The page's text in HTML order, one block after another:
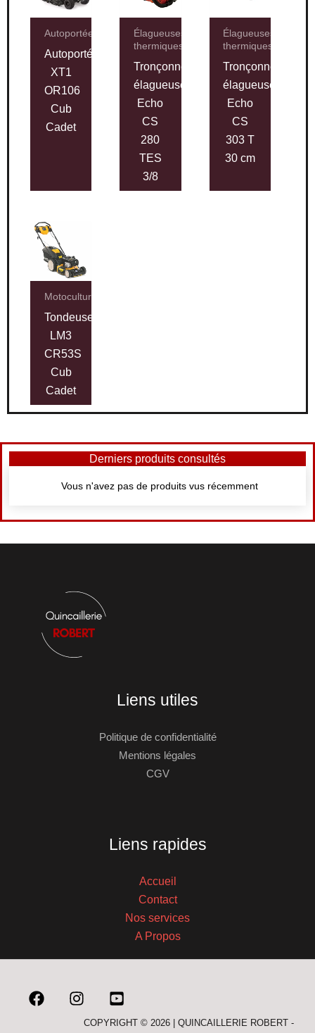
Autoportées
Autoportée
XT1
OR106
Cub
Cadet
Élagueuses
thermiques
Tronçonneuse
élagueuse
Echo
CS
280
TES
3/8
Élagueuses
thermiques
Tronçonneuse
élagueuse
Echo
CS
303 T
30 cm
Motoculture
Tondeuse
LM3
CR53S
Cub
Cadet
Derniers produits consultés
Vous n'avez pas de produits vus récemment
Liens utiles
Politique de confidentialité
Mentions légales
CGV
Liens rapides
Accueil
Contact
Nos services
A Propos
COPYRIGHT © 2026 | QUINCAILLERIE ROBERT -